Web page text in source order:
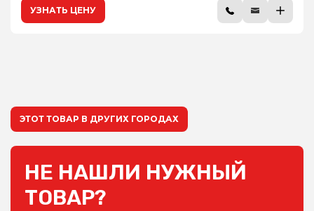
УЗНАТЬ ЦЕНУ
ЭТОТ ТОВАР В ДРУГИХ ГОРОДАХ
НЕ НАШЛИ НУЖНЫЙ
ТОВАР?